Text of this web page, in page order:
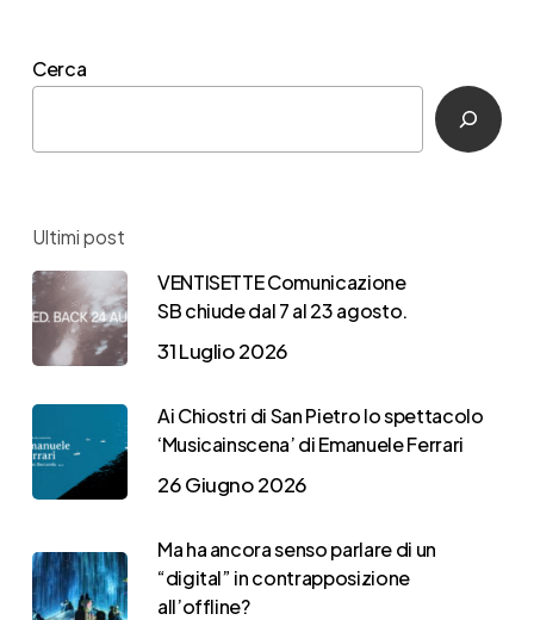
Cerca
Ultimi post
VENTISETTE Comunicazione
SB chiude dal 7 al 23 agosto.
31 Luglio 2026
Ai Chiostri di San Pietro lo spettacolo
‘Musicainscena’ di Emanuele Ferrari
26 Giugno 2026
Ma ha ancora senso parlare di un
“digital” in contrapposizione
all’offline?